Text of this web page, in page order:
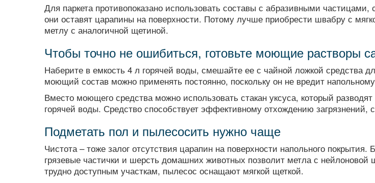
Для паркета противопоказано использовать составы с абразивными частицами,
они оставят царапины на поверхности. Потому лучше приобрести швабру с
метлу с аналогичной щетиной.
Чтобы точно не ошибиться, готовьте моющие растворы
Наберите в емкость 4 л горячей воды, смешайте ее с чайной ложкой средства
моющий состав можно применять постоянно, поскольку он не вредит
Вместо моющего средства можно использовать стакан уксуса, который
горячей воды. Средство способствует эффективному отхождению загрязнений,
Подметать пол и пылесосить нужно чаще
Чистота – тоже залог отсутствия царапин на поверхности напольного
грязевые частички и шерсть домашних животных позволит метла с нейлоновой
трудно доступным участкам, пылесос оснащают мягкой щеткой.